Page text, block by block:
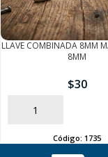
LLAVE COMBINADA 8MM
8MM
$30
AÑADIR
Código: 1735